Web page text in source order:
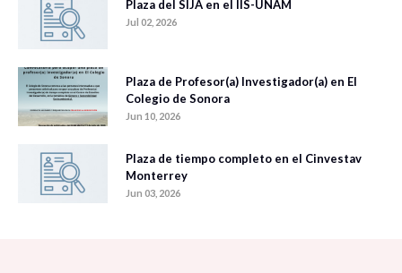
Plaza del SIJA en el IIS-UNAM
Jul 02, 2026
Plaza de Profesor(a) Investigador(a) en El
Colegio de Sonora
Jun 10, 2026
Plaza de tiempo completo en el Cinvestav
Monterrey
Jun 03, 2026